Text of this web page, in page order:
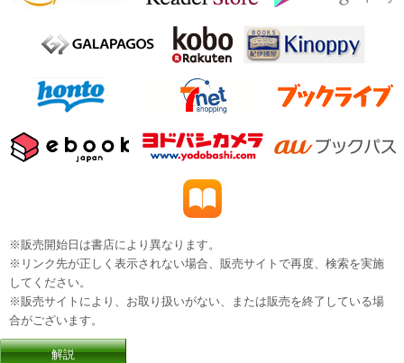
※販売開始日は書店により異なります。
※リンク先が正しく表示されない場合、販売サイトで再度、検索を実施
してください。
※販売サイトにより、お取り扱いがない、または販売を終了している場
合がございます。
解説